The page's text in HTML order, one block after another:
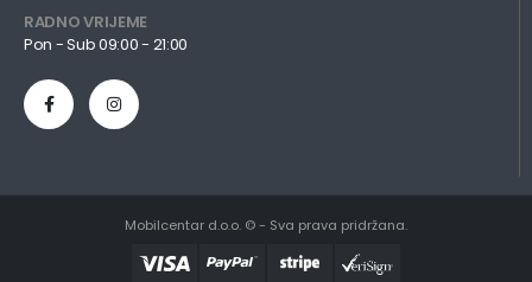
RADNO VRIJEME
Pon - Sub 09:00 - 21:00
Mobilcentar d.o.o. © - Sva prava pridržana.